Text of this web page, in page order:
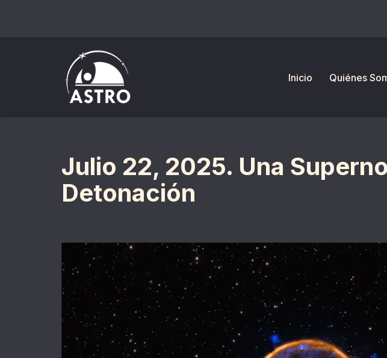
Inicio
Quiénes
Julio 22, 2025. Una
Detonación